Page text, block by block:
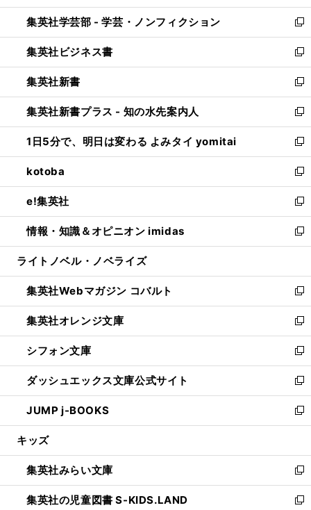
開
く
ウ
で
開
く
ン
ド
ウ
で
開
く
ウ
ィ
ン
ド
ウ
で
開
く
集英社学芸部 - 学芸・ノンフィクション
新
し
い
ウ
ィ
ン
ド
ウ
で
開
く
集英社ビジネス書
新
し
い
ウ
ィ
ン
ド
ウ
で
開
く
集英社新書
新
し
い
ウ
ィ
ン
ド
ウ
で
開
く
集英社新書プラス - 知の水先案内人
新
し
い
ウ
ィ
ン
ド
ウ
で
開
1日5分で、明日は変わる よみタイ yomitai
新
し
い
ウ
ィ
ン
ド
ウ
開
く
kotoba
新
し
い
ウ
ィ
ン
ウ
で
開
く
e!集英社
新
し
い
ウ
ン
ド
ウ
で
開
く
情報・知識＆オピニオン imidas
新
し
ウ
ィ
ン
ド
ウ
で
開
く
ライトノベル・ノベライズ
集英社Webマガジン コバルト
新
し
い
ウ
ィ
ン
ド
ウ
で
開
集英社オレンジ文庫
新
し
い
ウ
ィ
ン
ド
ウ
開
く
シフォン文庫
新
し
い
ウ
ィ
ン
ウ
で
開
く
ダッシュエックス文庫公式サイト
新
し
い
ウ
ン
ド
ウ
で
JUMP j-BOOKS
新
し
ウ
ィ
ン
ド
キッズ
集英社みらい文庫
新
し
い
集英社の児童図書 S-KIDS.LAND
新